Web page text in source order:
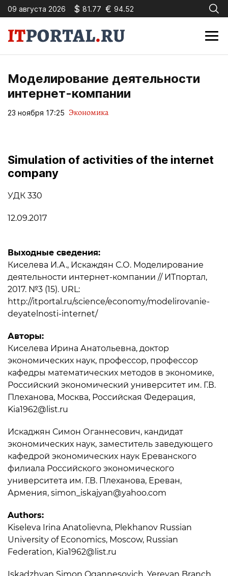
09 августа 2026 $ 81.77 € 94.52
Моделирование деятельности
интернет-компании
23 ноября 17:25 Экономика
Simulation of activities of the internet
company
УДК 330
12.09.2017
Выходные сведения:
Киселева И.А., Искаждян С.О. Моделирование
деятельности интернет-компании // ИТпортал,
2017. №3 (15). URL:
http://itportal.ru/science/economy/modelirovanie-
deyatelnosti-internet/
Авторы:
Киселева Ирина Анатольевна, доктор
экономических наук, профессор, профессор
кафедры математических методов в экономике,
Российский экономический университет им. Г.В.
Плеханова, Москва, Российская Федерация,
Kia1962@list.ru
Искаджян Симон Оганнесович, кандидат
экономических наук, заместитель заведующего
кафедрой экономических наук Ереванского
филиала Российского экономического
университета им. Г.В. Плеханова, Ереван,
Армения, simon_iskajyan@yahoo.com
Authors:
Kiselеvа Irina Anatolievna, Plekhanov Russian
University of Economics, Moscow, Russian
Federation, Kia1962@list.ru